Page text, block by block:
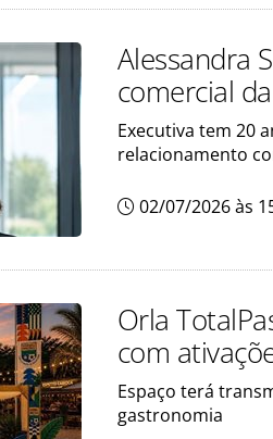
Alessandra
comercial
Executiva tem 20
relacionamento
02/07/2026 às
Orla
com
Espaço terá
gastronomia